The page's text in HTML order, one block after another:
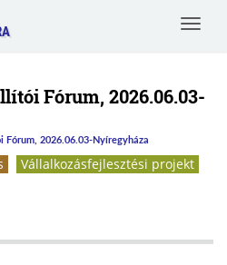
Toggle
Fórum, 2026.06.03-
Fórum, 2026.06.03-Nyíregyháza
Vállalkozásfejlesztési projekt